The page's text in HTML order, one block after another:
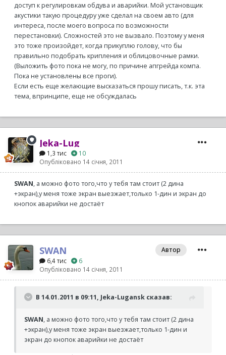
доступ к регулировкам обдува и аварийки. Мой установщик
акустики такую процедуру уже сделал на своем авто (для
интереса, после моего вопроса по возможности
перестановки). Сложностей это не вызвало. Поэтому у меня
это тоже произойдет, когда прикуплю голову, что бы
правильно подобрать крипления и облицовочные рамки.
(Выложить фото пока не могу, по причине апгрейда компа.
Пока не установлены все проги).
Если есть еще желающие высказаться прошу писать, т.к. эта
тема, впринципе, еще не обсуждалась
Jeka-Lug
1,3 тис
10
Опубліковано 14 січня, 2011
SWAN, а можно фото того,что у тебя там стоит (2 дина
+экран),у меня тоже экран выезжает,только 1-дин и экран до
кнопок аварийки не достаёт
SWAN
6,4 тис
6
Опубліковано 14 січня, 2011
Автор
В 14.01.2011 в 09:11, Jeka-Lugansk сказав:
SWAN, а можно фото того,что у тебя там стоит (2 дина
+экран),у меня тоже экран выезжает,только 1-дин и
экран до кнопок аварийки не достаёт